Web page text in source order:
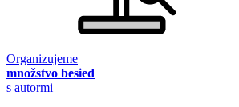
Organizujeme
množstvo besied
s autormi